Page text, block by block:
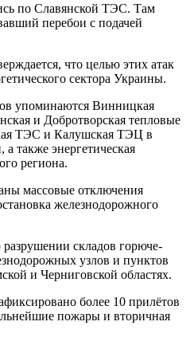
по Славянской ТЭС. Там
перебои с подачей
что целью этих атак
сектора Украины.
упоминаются Винницкая
и Добротворская тепловые
ТЭС и Калушская ТЭЦ в
также энергетическая
региона.
массовые отключения
железнодорожного
складов горюче-
узлов и пунктов
и Черниговской областях.
более 10 прилётов
пожары и вторичная